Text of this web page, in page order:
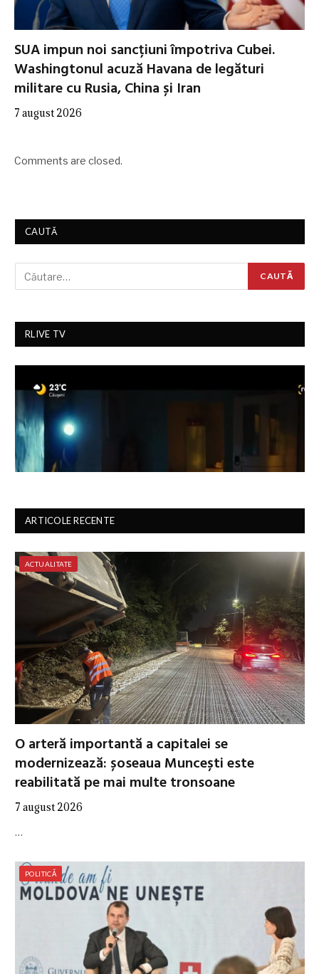
SUA impun noi sancțiuni împotriva Cubei.
Washingtonul acuză Havana de legături
militare cu Rusia, China și Iran
7 august 2026
Comments are closed.
CAUTĂ
RLIVE TV
ARTICOLE RECENTE
ACTUALITATE
O arteră importantă a capitalei se
modernizează: șoseaua Muncești este
reabilitată pe mai multe tronsoane
7 august 2026
…
POLITICĂ